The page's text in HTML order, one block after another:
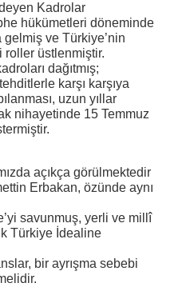
Kadrolar
hükümetleri döneminde
ve Türkiye’nin
roller üstlenmiştir.
dağıtmış;
karşı karşıya
uzun yıllar
nihayetinde 15 Temmuz
açıkça görülmektedir
Erbakan, özünde aynı
savunmuş, yerli ve millî
Türkiye İdealine
bir ayrışma sebebi